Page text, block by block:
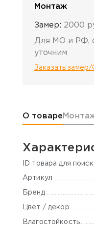
Монтаж
Замер: 2000
Для МО и РФ,
уточним
Заказать замер/
О товаре
ID товара для
Артикул
Бренд
Цвет / декор
Влагостойкость